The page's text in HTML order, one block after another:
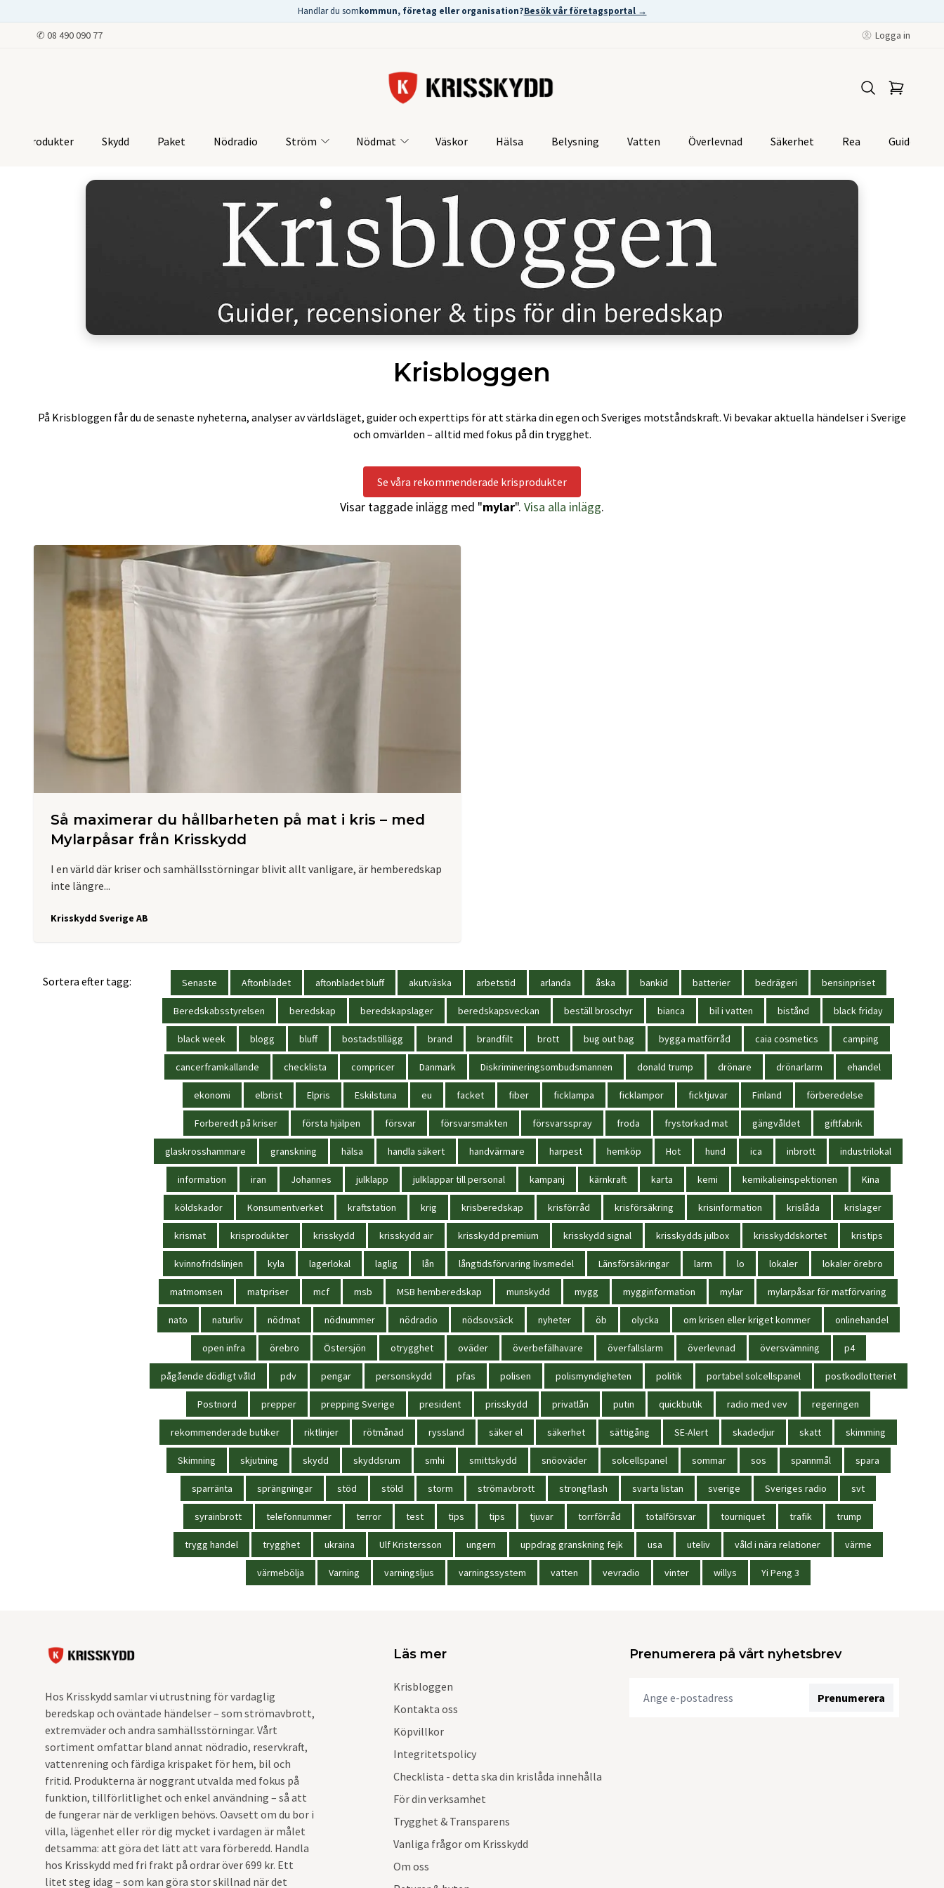
Handlar du somkommun, företag eller organisation?Besök vår företagsportal →
✆ 08 490 090 77 Logga in
Produkter Skydd Paket Nödradio Ström Nödmat Väskor Hälsa Belysning Vatten Överlevnad Säkerhet Rea Guider
Krisbloggen
På Krisbloggen får du de senaste nyheterna, analyser av världsläget, guider och experttips för att stärka din egen och Sveriges motståndskraft. Vi bevakar aktuella händelser i Sverige
och omvärlden – alltid med fokus på din trygghet.
Se våra rekommenderade krisprodukter
Visar taggade inlägg med "mylar". Visa alla inlägg.
Så maximerar du hållbarheten på mat i kris – med
Mylarpåsar från Krisskydd
I en värld där kriser och samhällsstörningar blivit allt vanligare, är hemberedskap
inte längre...
Krisskydd Sverige AB
Sortera efter tagg: Senaste Aftonbladet aftonbladet bluff akutväska arbetstid arlanda åska bankid batterier bedrägeri bensinpriset
Beredskabsstyrelsen beredskap beredskapslager beredskapsveckan beställ broschyr bianca bil i vatten bistånd black friday
black week blogg bluff bostadstillägg brand brandfilt brott bug out bag bygga matförråd caia cosmetics camping
cancerframkallande checklista compricer Danmark Diskrimineringsombudsmannen donald trump drönare drönarlarm ehandel
ekonomi elbrist Elpris Eskilstuna eu facket fiber ficklampa ficklampor ficktjuvar Finland förberedelse
Forberedt på kriser första hjälpen försvar försvarsmakten försvarsspray froda frystorkad mat gängvåldet giftfabrik
glaskrosshammare granskning hälsa handla säkert handvärmare harpest hemköp Hot hund ica inbrott industrilokal
information iran Johannes julklapp julklappar till personal kampanj kärnkraft karta kemi kemikalieinspektionen Kina
köldskador Konsumentverket kraftstation krig krisberedskap krisförråd krisförsäkring krisinformation krislåda krislager
krismat krisprodukter krisskydd krisskydd air krisskydd premium krisskydd signal krisskydds julbox krisskyddskortet kristips
kvinnofridslinjen kyla lagerlokal laglig lån långtidsförvaring livsmedel Länsförsäkringar larm lo lokaler lokaler örebro
matmomsen matpriser mcf msb MSB hemberedskap munskydd mygg mygginformation mylar mylarpåsar för matförvaring
nato naturliv nödmat nödnummer nödradio nödsovsäck nyheter öb olycka om krisen eller kriget kommer onlinehandel
open infra örebro Östersjön otrygghet oväder överbefälhavare överfallslarm överlevnad översvämning p4
pågående dödligt våld pdv pengar personskydd pfas polisen polismyndigheten politik portabel solcellspanel postkodlotteriet
Postnord prepper prepping Sverige president prisskydd privatlån putin quickbutik radio med vev regeringen
rekommenderade butiker riktlinjer rötmånad ryssland säker el säkerhet sättigång SE-Alert skadedjur skatt skimming
Skimning skjutning skydd skyddsrum smhi smittskydd snöoväder solcellspanel sommar sos spannmål spara
sparränta sprängningar stöd stöld storm strömavbrott strongflash svarta listan sverige Sveriges radio svt
syrainbrott telefonnummer terror test tips tips tjuvar torrförråd totalförsvar tourniquet trafik trump
trygg handel trygghet ukraina Ulf Kristersson ungern uppdrag granskning fejk usa uteliv våld i nära relationer värme
värmebölja Varning varningsljus varningssystem vatten vevradio vinter willys Yi Peng 3
Hos Krisskydd samlar vi utrustning för vardaglig
beredskap och oväntade händelser – som strömavbrott,
extremväder och andra samhällsstörningar. Vårt
sortiment omfattar bland annat nödradio, reservkraft,
vattenrening och färdiga krispaket för hem, bil och
fritid. Produkterna är noggrant utvalda med fokus på
funktion, tillförlitlighet och enkel användning – så att
de fungerar när de verkligen behövs. Oavsett om du bor i
villa, lägenhet eller rör dig mycket i vardagen är målet
detsamma: att göra det lätt att vara förberedd. Handla
hos Krisskydd med fri frakt på ordrar över 699 kr. Ett
litet steg idag – som kan göra stor skillnad när det
Läs mer
Krisbloggen
Kontakta oss
Köpvillkor
Integritetspolicy
Checklista - detta ska din krislåda innehålla
För din verksamhet
Trygghet & Transparens
Vanliga frågor om Krisskydd
Om oss
Prenumerera på vårt nyhetsbrev
Prenumerera